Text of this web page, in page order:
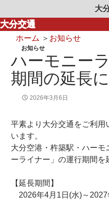
大
大分交通
ホーム ＞ お知らせ
お知らせ
ハーモニー
期間の延長
2026年3月6日
平素より大分交通をご利
います。
大分空港・杵築駅・ハーモ
ーライナー」の運行期間を
【延長期間】
2026年4月1日(水)～2027